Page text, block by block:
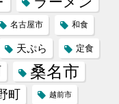
名古屋市 和食
天ぷら 定食
桑名市
町 越前市